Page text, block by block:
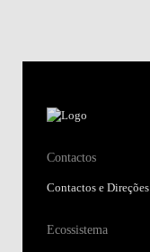
Contactos
Contactos e Direções
Ecossistema